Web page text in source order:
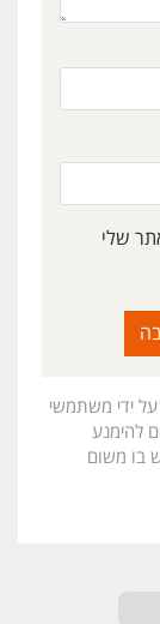
שלי
על ידי משתמשי
להימנע
בו משום